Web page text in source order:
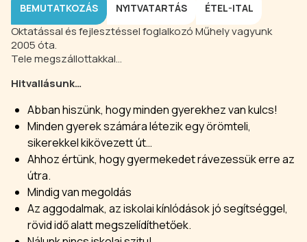
BEMUTATKOZÁS NYITVATARTÁS ÉTEL-ITAL
Oktatással és fejlesztéssel foglalkozó Műhely vagyunk
2005 óta.
Tele megszállottakkal…
Hitvallásunk…
Abban hiszünk, hogy minden gyerekhez van kulcs!
Minden gyerek számára létezik egy örömteli,
sikerekkel kikövezett út…
Ahhoz értünk, hogy gyermekedet rávezessük erre az
útra.
Mindig van megoldás
Az aggodalmak, az iskolai kínlódások jó segítséggel,
rövid idő alatt megszelídíthetőek.